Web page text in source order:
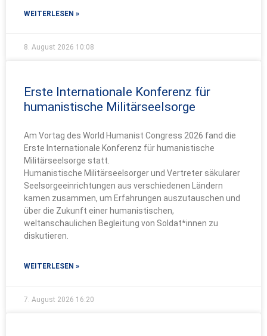
WEITERLESEN »
8. August 2026 10:08
Erste Internationale Konferenz für
humanistische Militärseelsorge
Am Vortag des World Humanist Congress 2026 fand die
Erste Internationale Konferenz für humanistische
Militärseelsorge statt.
Humanistische Militärseelsorger und Vertreter säkularer
Seelsorgeeinrichtungen aus verschiedenen Ländern
kamen zusammen, um Erfahrungen auszutauschen und
über die Zukunft einer humanistischen,
weltanschaulichen Begleitung von Soldat*innen zu
diskutieren.
WEITERLESEN »
7. August 2026 16:20